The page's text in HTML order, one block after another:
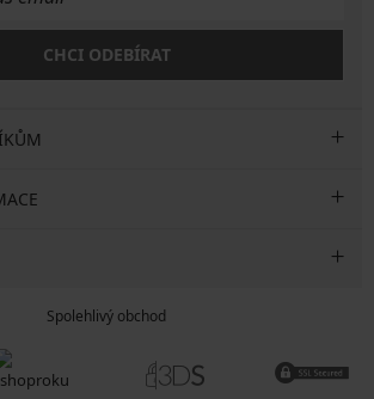
CHCI ODEBÍRAT
Spolehlivý obchod